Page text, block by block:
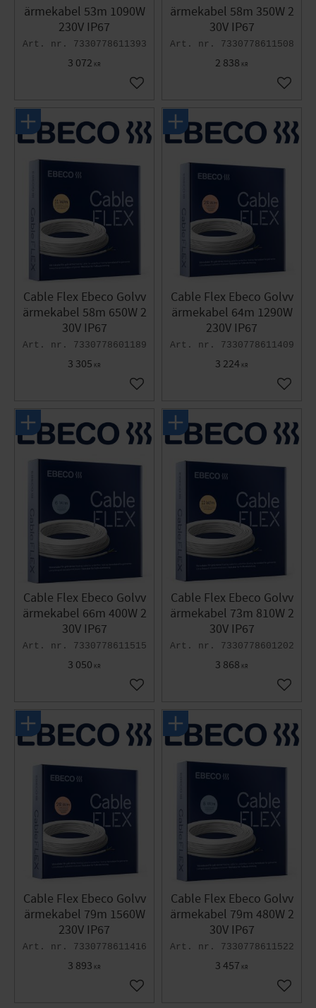
ärmekabel 53m 1090W
230V IP67
7330778611393
3 072 KR
Lägg till i favoriter
ärmekabel 58m 350W 2
30V IP67
7330778611508
2 838 KR
Lägg
Cable Flex Ebeco Golvv
ärmekabel 58m 650W 2
30V IP67
7330778601189
3 305 KR
Lägg till i favoriter
Cable Flex Ebeco Golvv
ärmekabel 64m 1290W
230V IP67
7330778611409
3 224 KR
Lägg
Cable Flex Ebeco Golvv
ärmekabel 66m 400W 2
30V IP67
7330778611515
3 050 KR
Lägg till i favoriter
Cable Flex Ebeco Golvv
ärmekabel 73m 810W 2
30V IP67
7330778601202
3 868 KR
Lägg
Cable Flex Ebeco Golvv
ärmekabel 79m 1560W
230V IP67
7330778611416
3 893 KR
Lägg till i favoriter
Cable Flex Ebeco Golvv
ärmekabel 79m 480W 2
30V IP67
7330778611522
3 457 KR
Lägg